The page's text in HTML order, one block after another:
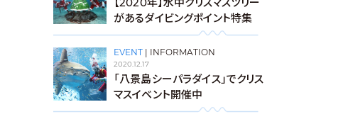
があるダイビングポイント特集
EVENT | INFORMATION
2020.12.17
「八景島シーパラダイス」でクリス
マスイベント開催中